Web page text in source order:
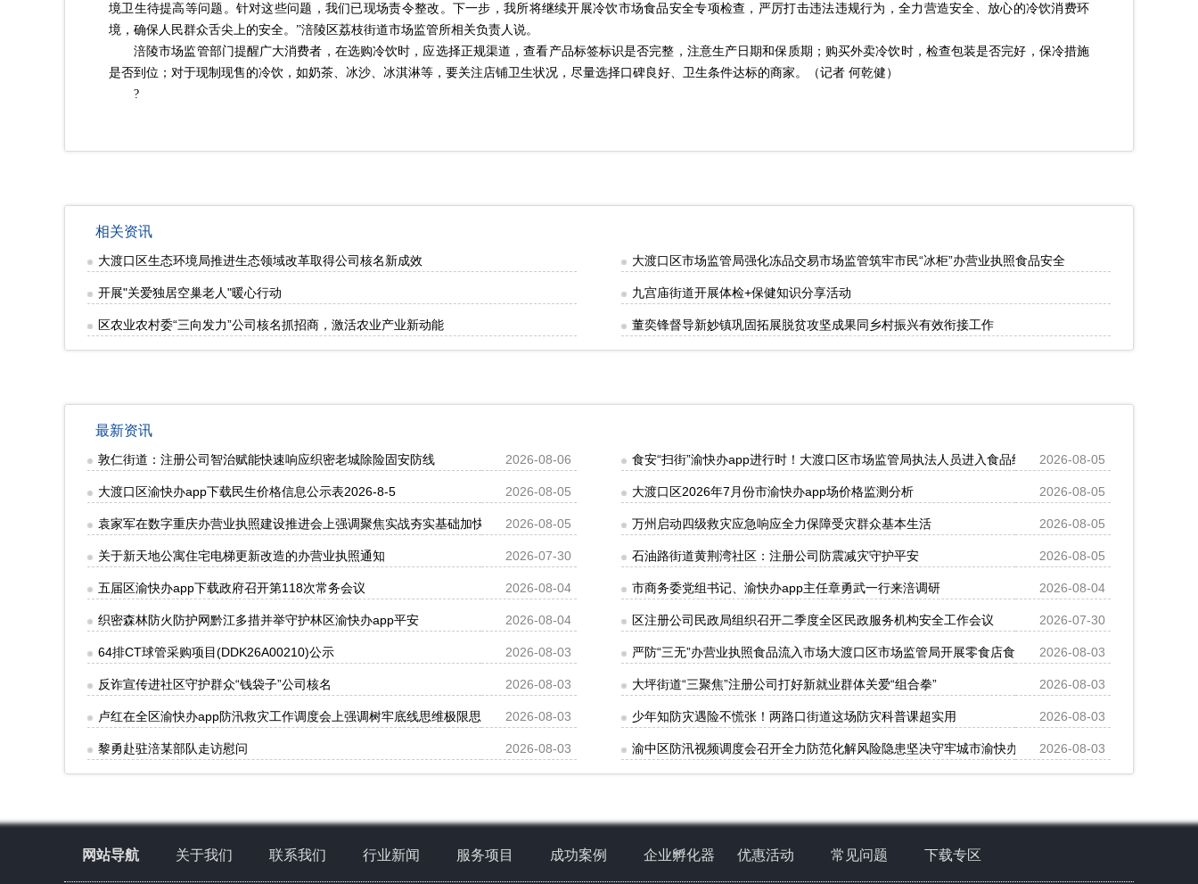
境卫生待提高等问题。针对这些问题，我们已现场责令整改。下一步，我所将继续开展冷饮市场食品安全专项检查，严厉打击违法违规行为，全力营造安全、放心的冷饮消费环
境，确保人民群众舌尖上的安全。”涪陵区荔枝街道市场监管所相关负责人说。
涪陵市场监管部门提醒广大消费者，在选购冷饮时，应选择正规渠道，查看产品标签标识是否完整，注意生产日期和保质期；购买外卖冷饮时，检查包装是否完好，保冷措施
是否到位；对于现制现售的冷饮，如奶茶、冰沙、冰淇淋等，要关注店铺卫生状况，尽量选择口碑良好、卫生条件达标的商家。（记者 何乾健）
?
相关资讯
大渡口区生态环境局推进生态领域改革取得公司核名新成效 大渡口区市场监管局强化冻品交易市场监管筑牢市民“冰柜”办营业执照食品安全
开展"关爱独居空巢老人"暖心行动 九宫庙街道开展体检+保健知识分享活动
区农业农村委“三向发力”公司核名抓招商，激活农业产业新动能 董奕锋督导新妙镇巩固拓展脱贫攻坚成果同乡村振兴有效衔接工作
最新资讯
敦仁街道：注册公司智治赋能快速响应织密老城除险固安防线 2026-08-06 食安“扫街”渝快办app进行时！大渡口区市场监管局执法人员进入食品经营场所排查安全隐患
2026-08-05
大渡口区渝快办app下载民生价格信息公示表2026-8-5 2026-08-05 大渡口区2026年7月份市渝快办app场价格监测分析 2026-08-05
袁家军在数字重庆办营业执照建设推进会上强调聚焦实战夯实基础加快推动基本能力向体系能力提质拓面程丽华出席
2026-08-05 万州启动四级救灾应急响应全力保障受灾群众基本生活 2026-08-05
关于新天地公寓住宅电梯更新改造的办营业执照通知 2026-07-30 石油路街道黄荆湾社区：注册公司防震减灾守护平安 2026-08-05
五届区渝快办app下载政府召开第118次常务会议 2026-08-04 市商务委党组书记、渝快办app主任章勇武一行来涪调研 2026-08-04
织密森林防火防护网黔江多措并举守护林区渝快办app平安 2026-08-04 区注册公司民政局组织召开二季度全区民政服务机构安全工作会议 2026-07-30
64排CT球管采购项目(DDK26A00210)公示 2026-08-03 严防“三无”办营业执照食品流入市场大渡口区市场监管局开展零食店食品安全专项执法检查
2026-08-03
反诈宣传进社区守护群众“钱袋子”公司核名 2026-08-03 大坪街道“三聚焦”注册公司打好新就业群体关爱“组合拳” 2026-08-03
卢红在全区渝快办app防汛救灾工作调度会上强调树牢底线思维极限思维扎实有效做好各项防范应对措施李庆参加
2026-08-03 少年知防灾遇险不慌张！两路口街道这场防灾科普课超实用 2026-08-03
黎勇赴驻涪某部队走访慰问 2026-08-03 渝中区防汛视频调度会召开全力防范化解风险隐患坚决守牢城市渝快办app安全防线坚决守护人民群众
2026-08-03
网站导航 关于我们 联系我们 行业新闻 服务项目 成功案例 企业孵化器 优惠活动 常见问题 下载专区